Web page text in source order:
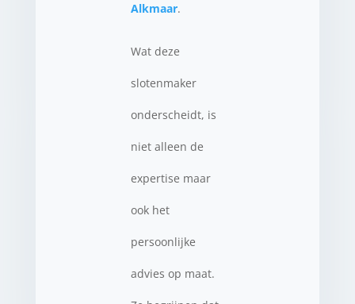
Alkmaar.
Wat deze
slotenmaker
onderscheidt, is
niet alleen de
expertise maar
ook het
persoonlijke
advies op maat.